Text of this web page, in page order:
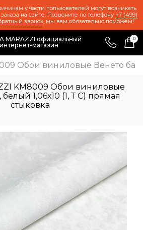
у части пользователей могут возникать
на сайте. Позвоните по телефону +7 (499)
звонок, мы вам обязательно поможем!
MARAZZI официальный
интернет-магазин
0
Обои виниловые Венето база
KM8009 Обои виниловые
белый 1,06х10 (1, Т C) прямая
стыковка